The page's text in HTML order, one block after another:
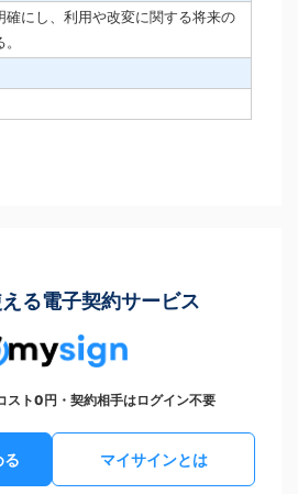
確にし、利用や改変に関する将来の
る電子契約サービス
スト0円・契約相手はログイン不要
る マイサインとは